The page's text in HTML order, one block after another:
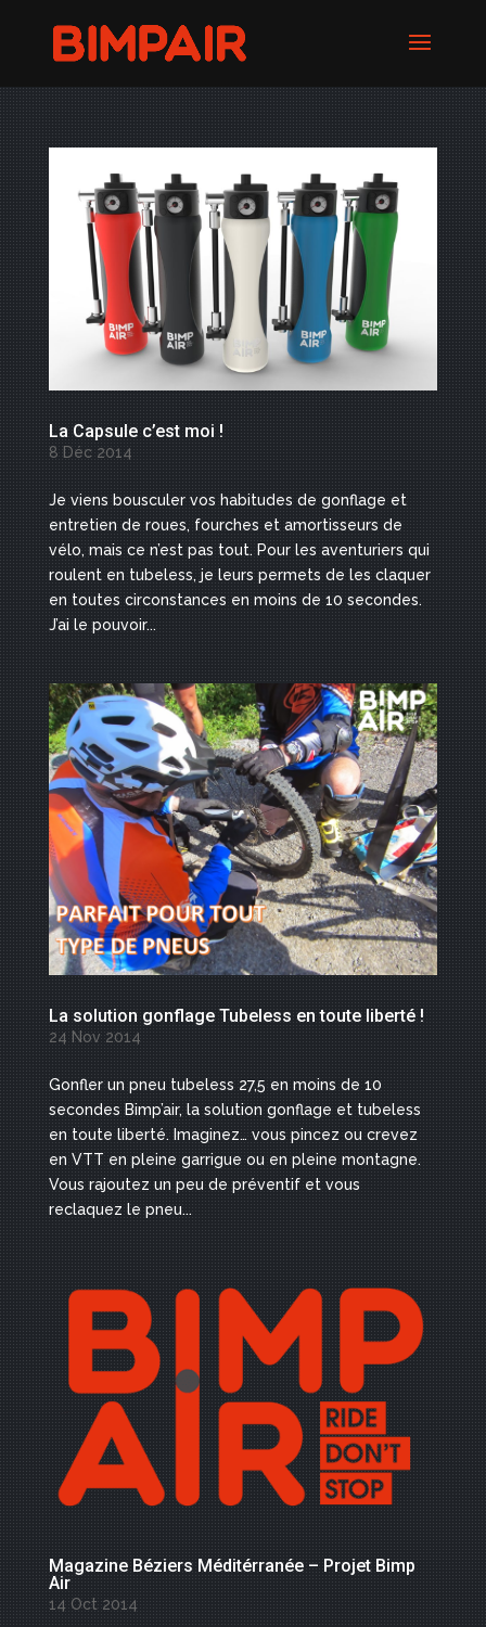
La Capsule c’est moi !
8 Déc 2014
Je viens bousculer vos habitudes de gonflage et
entretien de roues, fourches et amortisseurs de
vélo, mais ce n’est pas tout. Pour les aventuriers qui
roulent en tubeless, je leurs permets de les claquer
en toutes circonstances en moins de 10 secondes.
J’ai le pouvoir...
La solution gonflage Tubeless en toute liberté !
24 Nov 2014
Gonfler un pneu tubeless 27,5 en moins de 10
secondes Bimp’air, la solution gonflage et tubeless
en toute liberté. Imaginez… vous pincez ou crevez
en VTT en pleine garrigue ou en pleine montagne.
Vous rajoutez un peu de préventif et vous
reclaquez le pneu...
Magazine Béziers Méditérranée – Projet Bimp
Air
14 Oct 2014